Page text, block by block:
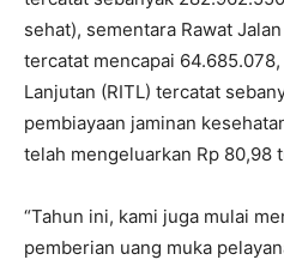
sehat), sementara Rawat
tercatat mencapai
Lanjutan (RITL) tercatat
pembiayaan jaminan
telah mengeluarkan Rp 80,98
“Tahun ini, kami juga mulai
pemberian uang muka